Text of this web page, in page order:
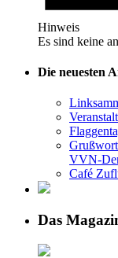
Hinweis
Es sind keine
Die neuesten
VVN-
Café
Das